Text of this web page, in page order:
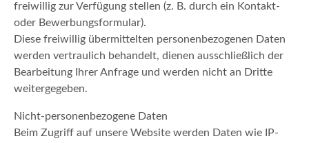
freiwillig zur Verfügung stellen (z. B. durch ein Kontakt-
oder Bewerbungsformular).
Diese freiwillig übermittelten personenbezogenen Daten
werden vertraulich behandelt, dienen ausschließlich der
Bearbeitung Ihrer Anfrage und werden nicht an Dritte
weitergegeben.
Nicht-personenbezogene Daten
Beim Zugriff auf unsere Website werden Daten wie IP-